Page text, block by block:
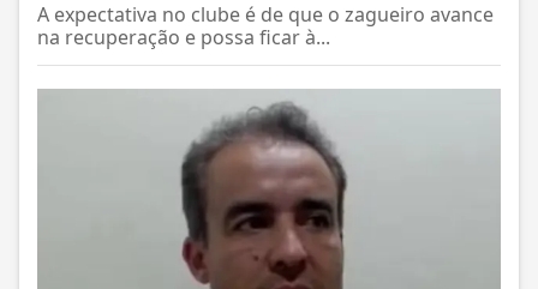
A expectativa no clube é de que o zagueiro avance
na recuperação e possa ficar à...